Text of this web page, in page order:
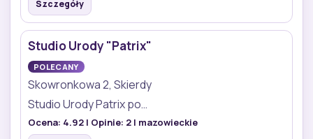
Szczegóły
Studio Urody "Patrix"
POLECANY
Skowronkowa 2, Skierdy
Studio Urody Patrix po…
Ocena: 4.92 | Opinie: 2 | mazowieckie